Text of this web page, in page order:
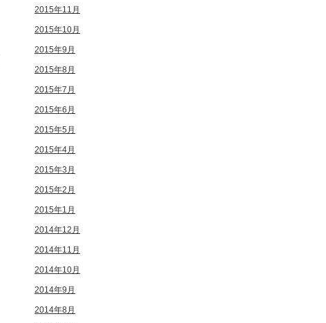
2015年11月
2015年10月
2015年9月
2015年8月
2015年7月
2015年6月
2015年5月
2015年4月
2015年3月
2015年2月
2015年1月
2014年12月
2014年11月
2014年10月
2014年9月
2014年8月